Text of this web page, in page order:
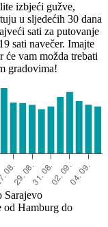
izbjeći gužve,
u sljedećih 30 dana
sati za putovanje
sati navečer. Imajte
će vam možda trebati
gradovima!
Sarajevo
od Hamburg do